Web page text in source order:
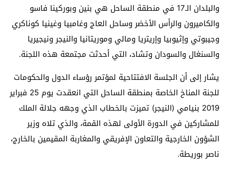
والبلدان الـ17 في منطقة الساحل هي بنين وبوركينا فاسو
والكاميرون والرأس الأخضر وساحل العاج وغامبيا وغينيا كوناكري
وجيبوتي وإثيوبيا وإريتريا ومالي وموريتانيا والنيجر ونيجيريا
والسنغال والسودان وتشاد، التي أحدثت مجتمعة هذه اللجنة.
يشار إلى أن الجلسة الافتتاحية لمؤتمر رؤساء الدول والحكومات
للجنة المناخ الخاصة بمنطقة الساحل التي انعقدت يوم 25 فبراير
2019 بنيامي (النيجر) تميزت بالخطاب الذي وجهه جلالة الملك
للمشاركين في الدورة الأولى لهذه القمة، والذي تلاه وزير
الشؤون الخارجية والتعاون الإفريقي والمغاربة المقيمين بالخارج،
ناصر بوريطة.